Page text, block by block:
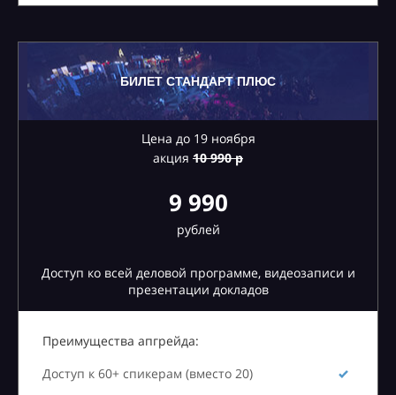
БИЛЕТ СТАНДАРТ ПЛЮС
Цена до 19 ноября
акция 10990 р
9 990
рублей
Доступ ко всей деловой программе, видеозаписи и
презентации докладов
Преимущества апгрейда:
Доступ к 60+ спикерам (вместо 20)